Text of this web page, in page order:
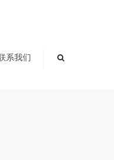
系我们